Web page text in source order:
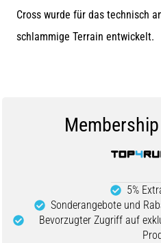
Laufen
Knieschmerzen
Hobbysportler
oder
Cross wurde für das technisch
schlammige Terrain entwickelt.
5%
Sonderangebote und
Bevorzugter Zugriff auf